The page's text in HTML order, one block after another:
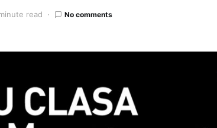
read No comments